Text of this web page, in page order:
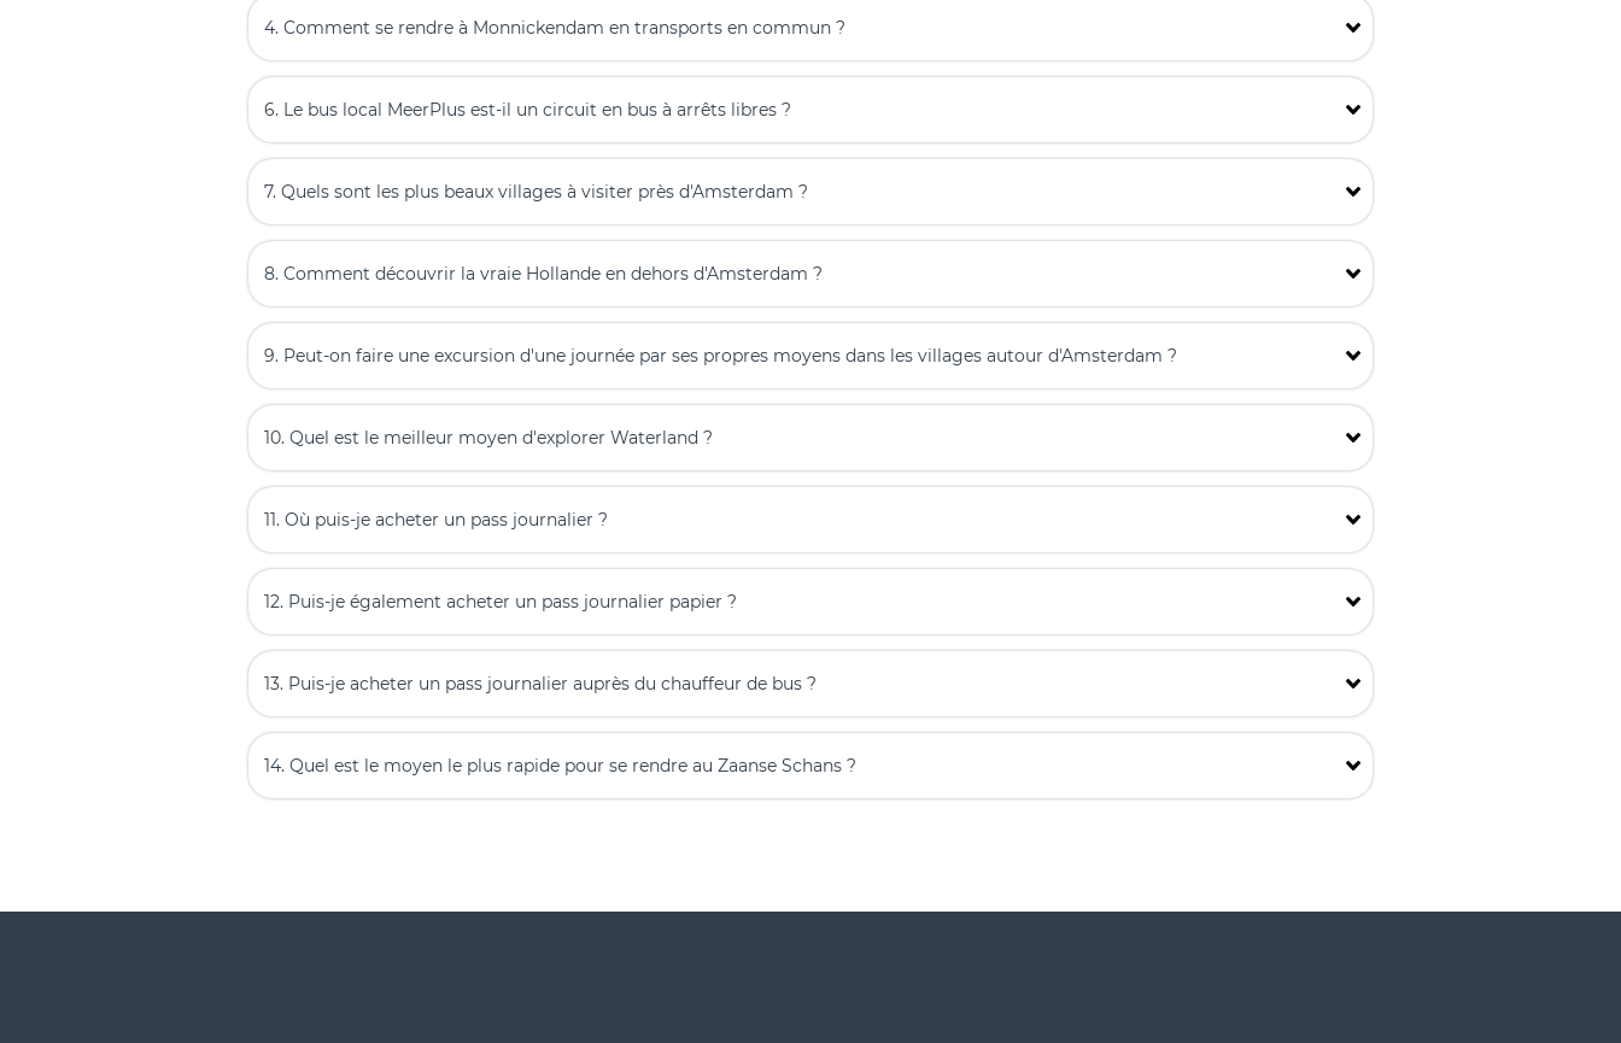
4. Comment se rendre à Monnickendam en transports en commun ?
6. Le bus local MeerPlus est-il un circuit en bus à arrêts libres ?
7. Quels sont les plus beaux villages à visiter près d'Amsterdam ?
8. Comment découvrir la vraie Hollande en dehors d'Amsterdam ?
9. Peut-on faire une excursion d'une journée par ses propres moyens dans les villages autour d'Amsterdam ?
10. Quel est le meilleur moyen d'explorer Waterland ?
11. Où puis-je acheter un pass journalier ?
12. Puis-je également acheter un pass journalier papier ?
13. Puis-je acheter un pass journalier auprès du chauffeur de bus ?
14. Quel est le moyen le plus rapide pour se rendre au Zaanse Schans ?